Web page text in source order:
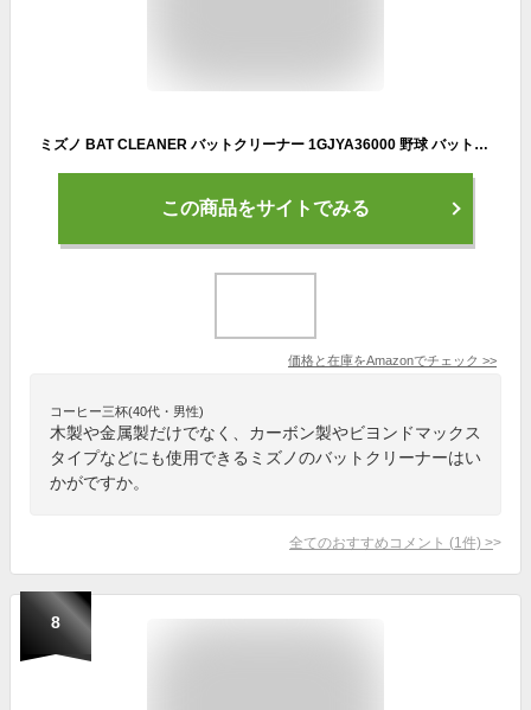
ミズノ BAT CLEANER バットクリーナー 1GJYA36000 野球 バット小物 MIZUNO
この商品をサイトでみる
価格と在庫をAmazonでチェック >>
コーヒー三杯(40代・男性)
木製や金属製だけでなく、カーボン製やビヨンドマックス
タイプなどにも使用できるミズノのバットクリーナーはい
かがですか。
全てのおすすめコメント (1 件) >
8